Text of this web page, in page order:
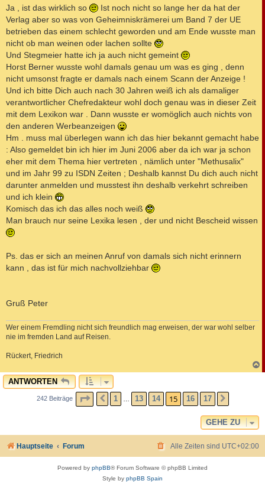
Ja , ist das wirklich so
Ist noch nicht so lange her da hat der
Verlag aber so was von Geheimniskrämerei um Band 7 der UE
betrieben das einem schlecht geworden und am Ende wusste man
nicht ob man weinen oder lachen sollte
Und Stegmeier hatte ich ja auch nicht gemeint
Horst Berner wusste wohl damals genau um was es ging , denn
nicht umsonst fragte er damals nach einem Scann der Anzeige !
Und ich bitte Dich auch nach 30 Jahren weiß ich als damaliger
verantwortlicher Chefredakteur wohl doch genau was in dieser Zeit
mit dem Lexikon war . Dann wusste er womöglich auch nichts von
den anderen Werbeanzeigen
Hm . muss mal überlegen wann ich das hier bekannt gemacht habe
: Also gemeldet bin ich hier im Juni 2006 aber da ich war ja schon
eher mit dem Thema hier vertreten , nämlich unter "Methusalix"
und im Jahr 99 zu ISDN Zeiten ; Deshalb kannst Du dich auch nicht
darunter anmelden und musstest ihn deshalb verkehrt schreiben
und ich klein
Komisch das ich das alles noch weiß
Man brauch nur seine Lexika lesen , der und nicht Bescheid wissen
Ps. das er sich an meinen Anruf von damals sich nicht erinnern
kann , das ist für mich nachvollziehbar
Gruß Peter
Wer einem Fremdling nicht sich freundlich mag erweisen, der war wohl selber
nie im fremden Land auf Reisen.
Rückert, Friedrich
a
ANTWORTEN
242 Beiträge SEITE15 VON 17
VORHERIGE
1 13 14 15 16 17
GEHE ZU
Hauptseite Forum Alle Zeiten sind UTC+02:00
Powered by phpBB® Forum Software © phpBB Limited
Style by phpBB Spain